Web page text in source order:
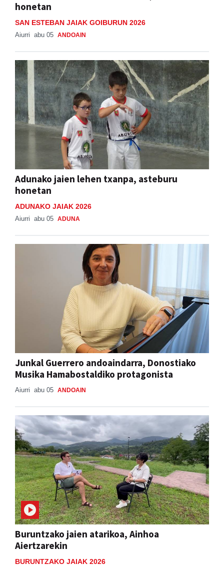
honetan
SAN ESTEBAN JAIAK GOIBURUN 2026
Aiurri abu 05 ANDOAIN
Adunako jaien lehen txanpa, asteburu
honetan
ADUNAKO JAIAK 2026
Aiurri abu 05 ADUNA
Junkal Guerrero andoaindarra, Donostiako
Musika Hamabostaldiko protagonista
Aiurri abu 05 ANDOAIN
Buruntzako jaien atarikoa, Ainhoa
Aiertzarekin
BURUNTZAKO JAIAK 2026